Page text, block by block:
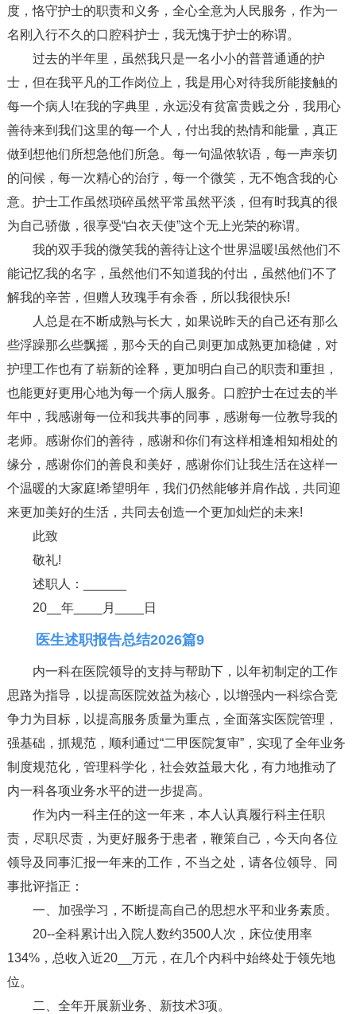
度，恪守护士的职责和义务，全心全意为人民服务，作为一
名刚入行不久的口腔科护士，我无愧于护士的称谓。
过去的半年里，虽然我只是一名小小的普普通通的护
士，但在我平凡的工作岗位上，我是用心对待我所能接触的
每一个病人!在我的字典里，永远没有贫富贵贱之分，我用心
善待来到我们这里的每一个人，付出我的热情和能量，真正
做到想他们所想急他们所急。每一句温侬软语，每一声亲切
的问候，每一次精心的治疗，每一个微笑，无不饱含我的心
意。护士工作虽然琐碎虽然平常虽然平淡，但有时我真的很
为自己骄傲，很享受“白衣天使”这个无上光荣的称谓。
我的双手我的微笑我的善待让这个世界温暖!虽然他们不
能记忆我的名字，虽然他们不知道我的付出，虽然他们不了
解我的辛苦，但赠人玫瑰手有余香，所以我很快乐!
人总是在不断成熟与长大，如果说昨天的自己还有那么
些浮躁那么些飘摇，那今天的自己则更加成熟更加稳健，对
护理工作也有了崭新的诠释，更加明白自己的职责和重担，
也能更好更用心地为每一个病人服务。口腔护士在过去的半
年中，我感谢每一位和我共事的同事，感谢每一位教导我的
老师。感谢你们的善待，感谢和你们有这样相逢相知相处的
缘分，感谢你们的善良和美好，感谢你们让我生活在这样一
个温暖的大家庭!希望明年，我们仍然能够并肩作战，共同迎
来更加美好的生活，共同去创造一个更加灿烂的未来!
此致
敬礼!
述职人：______
20__年____月____日
医生述职报告总结2026篇9
内一科在医院领导的支持与帮助下，以年初制定的工作
思路为指导，以提高医院效益为核心，以增强内一科综合竞
争力为目标，以提高服务质量为重点，全面落实医院管理，
强基础，抓规范，顺利通过“二甲医院复审”，实现了全年业务
制度规范化，管理科学化，社会效益最大化，有力地推动了
内一科各项业务水平的进一步提高。
作为内一科主任的这一年来，本人认真履行科主任职
责，尽职尽责，为更好服务于患者，鞭策自己，今天向各位
领导及同事汇报一年来的工作，不当之处，请各位领导、同
事批评指正：
一、加强学习，不断提高自己的思想水平和业务素质。
20--全科累计出入院人数约3500人次，床位使用率
134%，总收入近20__万元，在几个内科中始终处于领先地
位。
二、全年开展新业务、新技术3项。